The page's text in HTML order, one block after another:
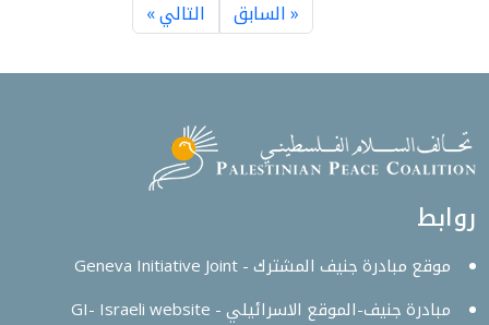
« السابق التالي »
روابط
موقع مبادرة جنيف المشترك - Geneva Initiative Joint
مبادرة جنيف-الموقع الاسرائيلي - GI- Israeli website